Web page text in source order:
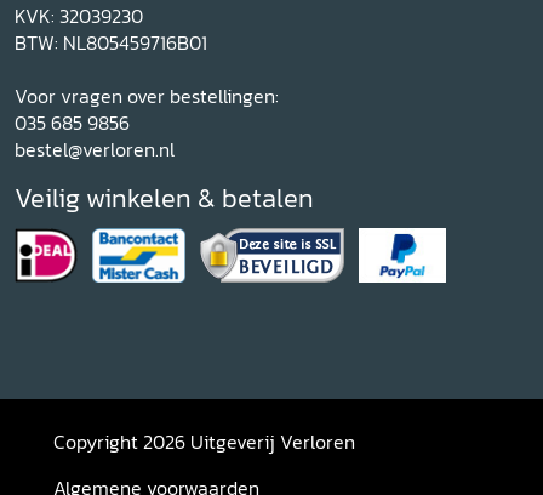
KVK: 32039230
BTW: NL805459716B01
Voor vragen over bestellingen:
035 685 9856
bestel@verloren.nl
Veilig winkelen & betalen
Copyright 2026 Uitgeverij Verloren
Algemene voorwaarden